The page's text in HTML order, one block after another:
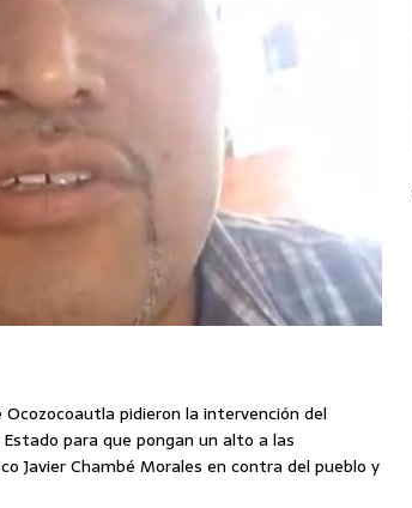
pidieron la intervención del
para que pongan un alto a las
Javier Chambé Morales en contra del pueblo y